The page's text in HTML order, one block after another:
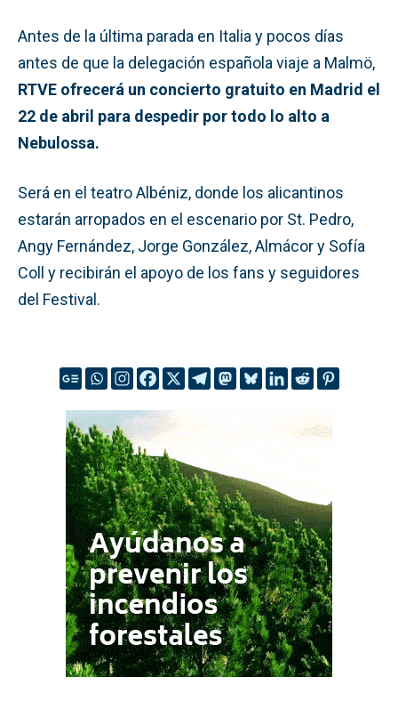
Antes de la última parada en Italia y pocos días
antes de que la delegación española viaje a Malmö,
RTVE ofrecerá un concierto gratuito en Madrid el
22 de abril para despedir por todo lo alto a
Nebulossa.
Será en el teatro Albéniz, donde los alicantinos
estarán arropados en el escenario por St. Pedro,
Angy Fernández, Jorge González, Almácor y Sofía
Coll y recibirán el apoyo de los fans y seguidores
del Festival.